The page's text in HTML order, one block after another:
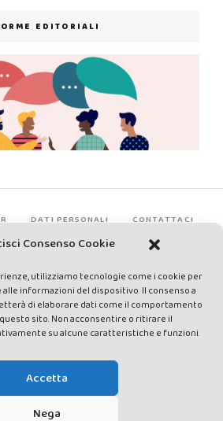
Consenso Cookie
utilizziamo tecnologie come i cookie per
informazioni del dispositivo. Il consenso a
di elaborare dati come il comportamento
sito. Non acconsentire o ritirare il
su alcune caratteristiche e funzioni.
Accetta
Nega
EDITORIALI
DATI PERSONALI CONTATTACI
registrata presso il Tribunale di Siena con
04/2014 - Direttrice Responsabile: Chiara
- Editore: Valdichiana
– P.IVA e C.F. 01377300528 –